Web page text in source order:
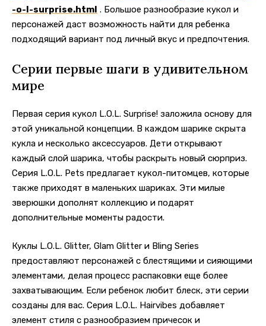
-o-l-surprise.html . Большое разнообразие кукол и
персонажей даст возможность найти для ребенка
подходящий вариант под личный вкус и предпочтения.
Серии первые шаги в удивительном
мире
Первая серия кукол L.O.L. Surprise! заложила основу для
этой уникальной концепции. В каждом шарике скрыта
кукла и несколько аксессуаров. Дети открывают
каждый слой шарика, чтобы раскрыть новый сюрприз.
Серия L.O.L. Pets предлагает кукол-питомцев, которые
также приходят в маленьких шариках. Эти милые
зверюшки дополнят коллекцию и подарят
дополнительные моменты радости.
Куклы L.O.L. Glitter, Glam Glitter и Bling Series
предоставляют персонажей с блестящими и сияющими
элементами, делая процесс распаковки еще более
захватывающим. Если ребенок любит блеск, эти серии
созданы для вас. Серия L.O.L. Hairvibes добавляет
элемент стиля с разнообразием причесок и